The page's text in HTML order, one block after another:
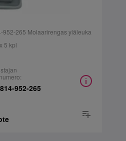
265 Molaarirengas yläleuka
5 kpl
952-265